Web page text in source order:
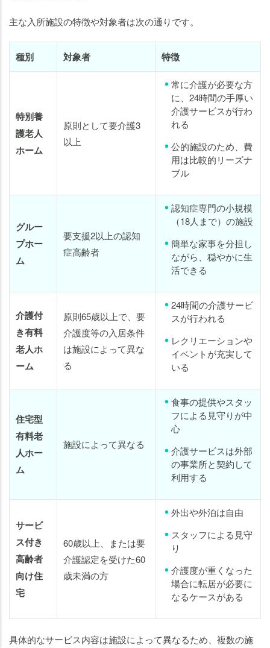
主な入所施設の特徴や対象者は次の通りです。
種別 対象者 特徴
特別養
護老人
ホーム
原則として要介護3
以上
常に介護が必要な方
に、24時間の手厚い
介護サービスが行わ
れる
公的施設のため、費
用は比較的リーズナ
ブル
グルー
プホー
ム
要支援2以上の認知
症高齢者
認知症専門の小規模
（18人まで）の施設
簡単な家事を分担し
ながら、穏やかに生
活できる
介護付
き有料
老人ホ
ーム
原則65歳以上で、要
介護度等の入居条件
は施設によって異な
る
24時間の介護サービ
スが行われる
レクリエーションや
イベントが充実して
いる
住宅型
有料老
人ホー
ム
施設によって異なる
食事の提供やスタッ
フによる見守りが中
心
介護サービスは外部
の事業所と契約して
利用する
サービ
ス付き
高齢者
向け住
宅
60歳以上、または要
介護認定を受けた60
歳未満の方
外出や外泊は自由
スタッフによる見守
り
介護度が重くなった
場合に転居が必要に
なるケースがある
具体的なサービス内容は施設によって異なるため、複数の施
知りたいことがわかる
知りたいことがわかる